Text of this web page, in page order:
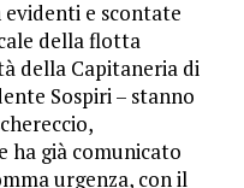
e scontate
della flotta
della Capitaneria di
Sospiri – stanno
ha già comunicato
urgenza, con il